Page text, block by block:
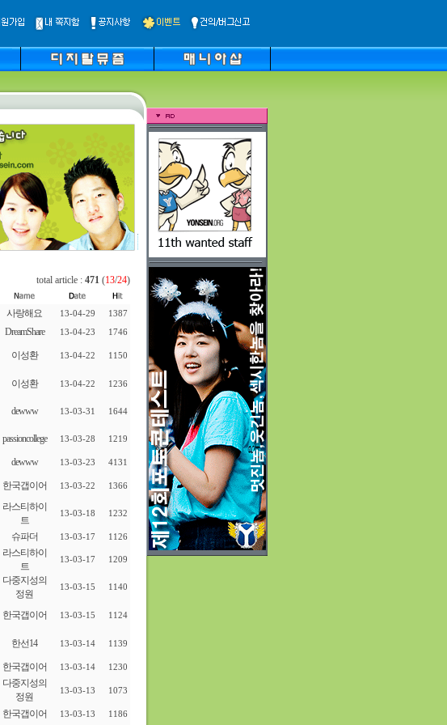
total article : 471 (13/24)
사랑해요 13-04-29 1387
DreamShare 13-04-23 1746
이성환 13-04-22 1150
이성환 13-04-22 1236
dewww 13-03-31 1644
passioncollege 13-03-28 1219
dewww 13-03-23 4131
한국갭이어 13-03-22 1366
라스티하이
트
13-03-18 1232
슈파더 13-03-17 1126
라스티하이
트
13-03-17 1209
다중지성의
정원
13-03-15 1140
한국갭이어 13-03-15 1124
한선14 13-03-14 1139
한국갭이어 13-03-14 1230
다중지성의
정원
13-03-13 1073
한국갭이어 13-03-13 1186